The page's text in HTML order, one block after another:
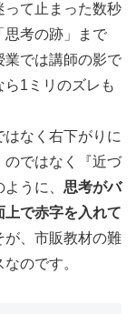
って止まった数秒
思考の跡」まで
業では講師の影で
ら1ミリのズレも
はなく右下がりに
のではなく『近づ
うに、 思考がバ
上で赤字を入れて
が、市販教材の難
のです。